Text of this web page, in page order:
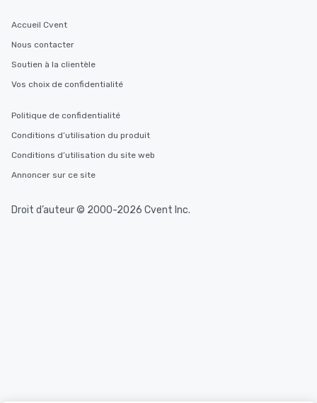
Accueil Cvent
Nous contacter
Soutien à la clientèle
Vos choix de confidentialité
Politique de confidentialité
Conditions d’utilisation du produit
Conditions d’utilisation du site web
Annoncer sur ce site
Droit d’auteur © 2000-2026 Cvent Inc.